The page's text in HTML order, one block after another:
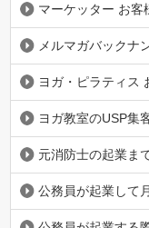
マーケッター お客
メルマガバックナ
ヨガ・ピラティス
ヨガ教室のUSP集
元消防士の起業ま
公務員が起業して